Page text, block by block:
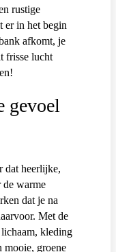
rustige
er in het begin
afkomt, je
frisse lucht
gevoel
dat heerlijke,
de warme
dat je na
Met de
kleding
mooie, groene